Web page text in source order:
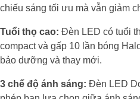
chiếu sáng tối ưu mà vẫn giảm
Tuổi thọ cao: Đèn LED có tuổi
compact và gấp 10 lần bóng
bảo dưỡng và thay mới.
3 chế độ ánh sáng: Đèn LED